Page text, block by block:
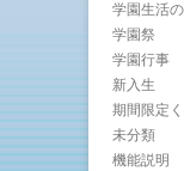
学園生活
学園祭
学園行事
新入生
期間限定
未分類
機能説明